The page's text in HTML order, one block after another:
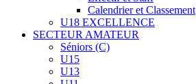
Calendrier et Classement
U18 EXCELLENCE
SECTEUR AMATEUR
Séniors (C)
U15
U13